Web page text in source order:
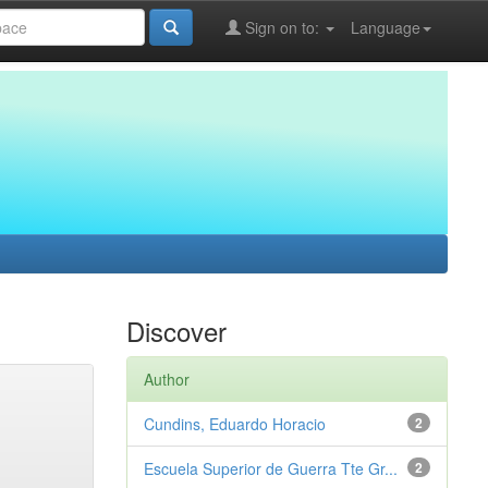
Language
Sign on to:
Discover
Author
2
Cundins, Eduardo Horacio
2
Escuela Superior de Guerra Tte Gr...